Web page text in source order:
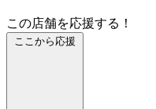
この店舗を応援する！
ここから応援